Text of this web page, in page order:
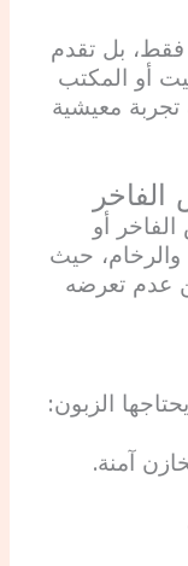
فقط، بل تقدم
أو المكتب
معيشية
أو
حيث
عدم تعرضه
الزبون:
آمنة.